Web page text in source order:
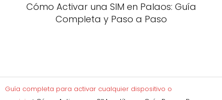
Cómo Activar una SIM en Palaos: Guía
Completa y Paso a Paso
Guía completa para activar cualquier dispositivo o